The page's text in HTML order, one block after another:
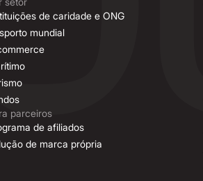
de caridade e ONG
mundial
parceiros
de afiliados
de marca própria